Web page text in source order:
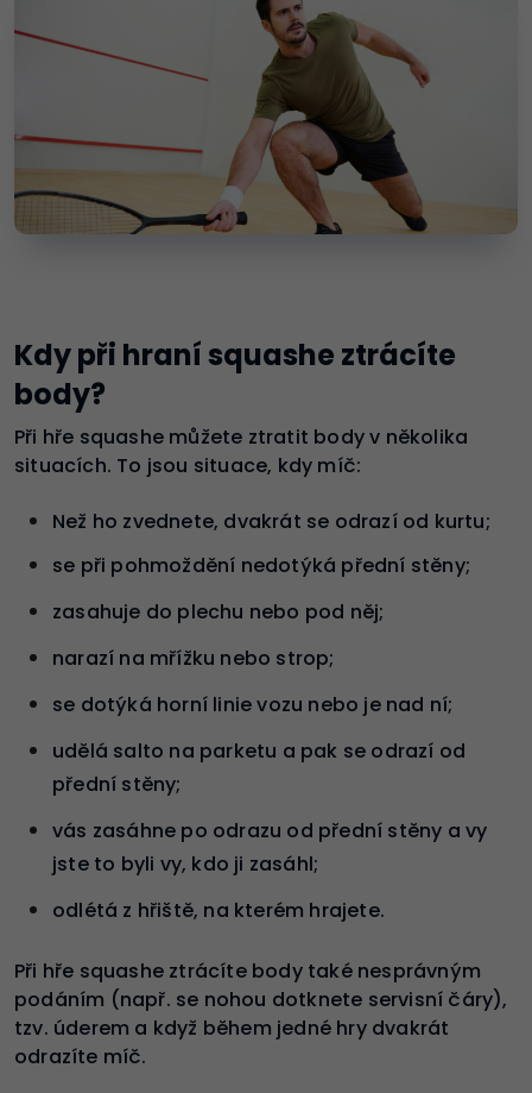
Kdy při hraní squashe ztrácíte
body?
Při hře squashe můžete ztratit body v několika
situacích. To jsou situace, kdy míč:
Než ho zvednete, dvakrát se odrazí od kurtu;
se při pohmoždění nedotýká přední stěny;
zasahuje do plechu nebo pod něj;
narazí na mřížku nebo strop;
se dotýká horní linie vozu nebo je nad ní;
udělá salto na parketu a pak se odrazí od
přední stěny;
vás zasáhne po odrazu od přední stěny a vy
jste to byli vy, kdo ji zasáhl;
odlétá z hřiště, na kterém hrajete.
Při hře squashe ztrácíte body také nesprávným
podáním (např. se nohou dotknete servisní čáry),
tzv. úderem a když během jedné hry dvakrát
odrazíte míč.